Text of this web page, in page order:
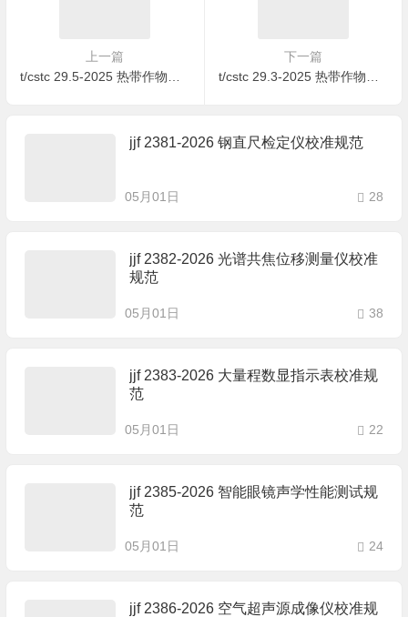
上一篇
下一篇
jjf 2381-2026 钢直尺检定仪校准规范
05月01日 28
jjf 2382-2026 光谱共焦位移测量仪校准
规范
05月01日 38
jjf 2383-2026 大量程数显指示表校准规
范
05月01日 22
jjf 2385-2026 智能眼镜声学性能测试规
范
05月01日 24
jjf 2386-2026 空气超声源成像仪校准规